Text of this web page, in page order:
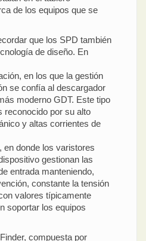
de los equipos que se
que los SPD también
de diseño. En
en los que la gestión
se confía al descargador
moderno GDT. Este tipo
reconocido por su alto
y altas corrientes de
en donde los varistores
gestionan las
entrada manteniendo,
constante la tensión
valores típicamente
soportar los equipos
compuesta por